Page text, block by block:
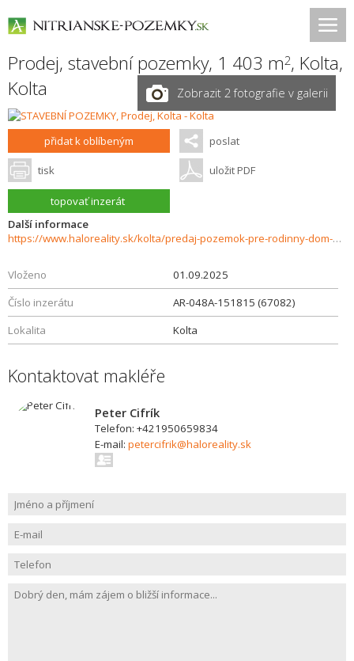
Prodej, stavební pozemky, 1 403 m2, Kolta,
Kolta
Zobrazit 2 fotografie v galerii
přidat k oblíbeným poslat
tisk uložit PDF
topovať inzerát
Další informace
https://www.haloreality.sk/kolta/predaj-pozemok-pre-rodinny-dom-1403-m2-kolta/67082
Vloženo
01.09.2025
Číslo inzerátu
AR-048A-151815 (67082)
Lokalita
Kolta
Kontaktovat makléře
Peter Cifrík
Telefon: +421950659834
E-mail: petercifrik@haloreality.sk